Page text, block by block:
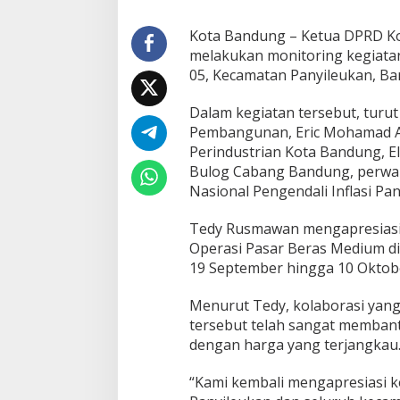
r
a
i
B
e
r
a
s
e
r
a
a
n
a
Kota Bandung – Ketua DPRD
melakukan monitoring
05, Kecamatan Panyileukan,
Dalam kegiatan tersebut,
Pembangunan, Eric Mohamad
Perindustrian Kota Bandung,
Bulog Cabang Bandung,
Nasional Pengendali Inflasi
Tedy Rusmawan
Operasi Pasar Beras Medium
19 September hingga 10
Menurut Tedy, kolaborasi
tersebut telah sangat
dengan harga yang terjangkau.
“Kami kembali mengapresiasi